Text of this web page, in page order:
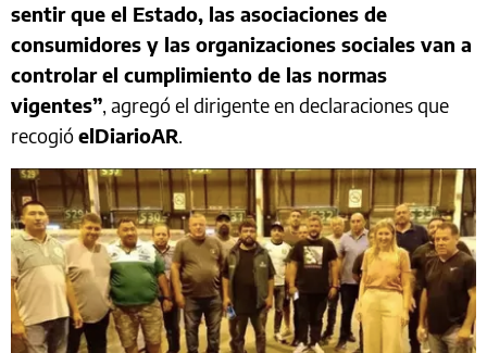
sentir que el Estado, las asociaciones de
consumidores y las organizaciones sociales van a
controlar el cumplimiento de las normas
vigentes”, agregó el dirigente en declaraciones que
recogióelDiarioAR.